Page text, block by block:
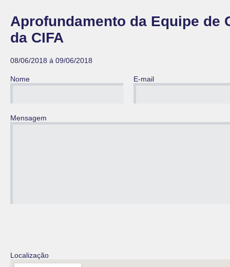
Aprofundamento da Equipe
da CIFA
08/06/2018 á 09/06/2018
Nome E-mail
Mensagem
Localização